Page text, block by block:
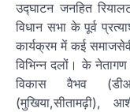
उद्घाटन जनहित
विधान सभा के पूर्व
कार्यक्रम में कई
विभिन्न दलों। के
विकास वैभव
(मुखिया,सीतामढ़ी),